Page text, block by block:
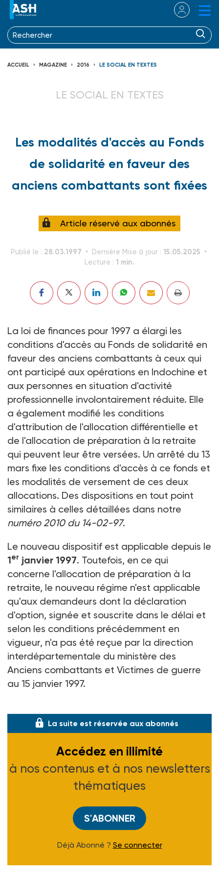
ACCUEIL MAGAZINE 2016 LE SOCIAL EN TEXTES
LE SOCIAL EN TEXTES
Les modalités d'accès au Fonds
de solidarité en faveur des
anciens combattants sont fixées
Article réservé aux abonnés
Publié le : 28.03.1997 Dernière Mise à jour : 15.05.2025
Lecture : 1 min.
La loi de finances pour 1997 a élargi les
conditions d'accès au Fonds de solidarité en
faveur des anciens combattants à ceux qui
ont participé aux opérations en Indochine et
aux personnes en situation d'activité
professionnelle involontairement réduite. Elle
a également modifié les conditions
d'attribution de l'allocation différentielle et
de l'allocation de préparation à la retraite
qui peuvent leur être versées. Un arrêté du 13
mars fixe les conditions d'accès à ce fonds et
les modalités de versement de ces deux
allocations. Des dispositions en tout point
similaires à celles détaillées dans notre
numéro 2010 du 14-02-97.
Le nouveau dispositif est applicable depuis le
1er janvier 1997. Toutefois, en ce qui
concerne l'allocation de préparation à la
retraite, le nouveau régime n'est applicable
qu'aux demandeurs dont la déclaration
d'option, signée et souscrite dans le délai et
selon les conditions précédemment en
vigueur, n'a pas été reçue par la direction
interdépartementale du ministère des
Anciens combattants et Victimes de guerre
au 15 janvier 1997.
La suite est réservée aux abonnés
Accédez en illimité
à nos contenus et à nos newsletters
thématiques
S'ABONNER
Déjà Abonné ? Se connecter